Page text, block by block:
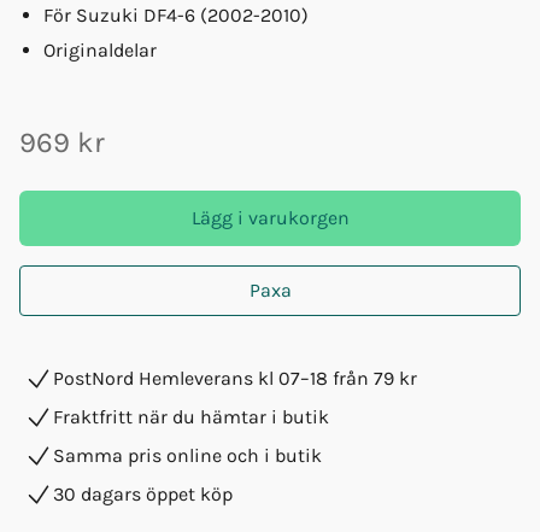
För Suzuki DF4-6 (2002-2010)
Originaldelar
969 kr
Lägg i varukorgen
Paxa
PostNord Hemleverans kl 07–18 från 79 kr
Fraktfritt när du hämtar i butik
Samma pris online och i butik
30 dagars öppet köp